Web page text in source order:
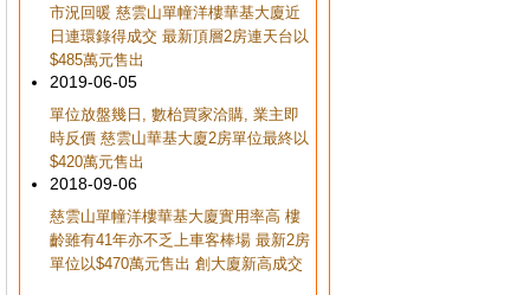
市況回暖 慈雲山單幢洋樓華基大廈近
日連環錄得成交 最新頂層2房連天台以
$485萬元售出
2019-06-05
單位放盤幾日, 數枱買家洽購, 業主即
時反價 慈雲山華基大廈2房單位最終以
$420萬元售出
2018-09-06
慈雲山單幢洋樓華基大廈實用率高 樓
齡雖有41年亦不乏上車客棒場 最新2房
單位以$470萬元售出 創大廈新高成交